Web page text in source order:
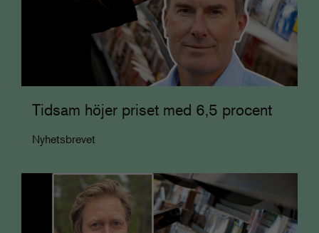
Tidsam höjer priset med 6,5 procent
Nyhetsbrevet